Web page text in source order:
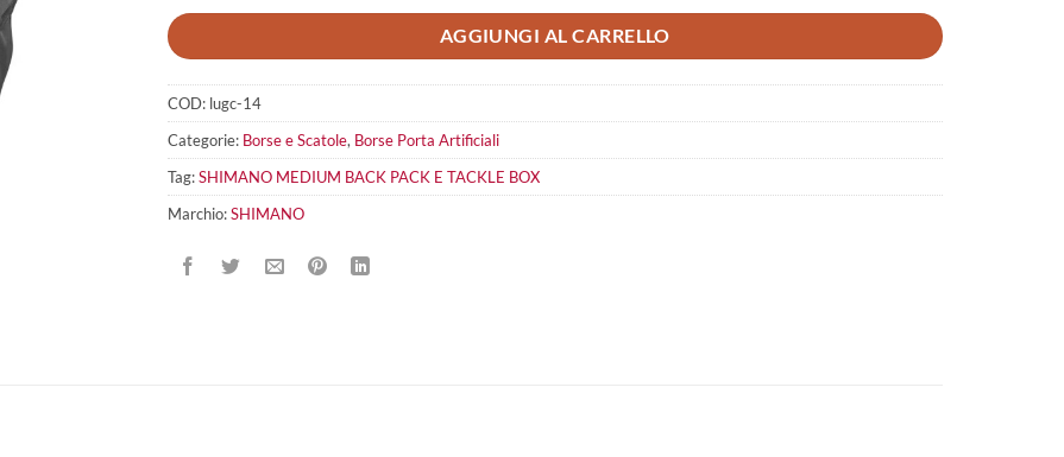
AGGIUNGI AL CARRELLO
COD: lugc-14
Categorie: Borse e Scatole, Borse Porta Artificiali
Tag:SHIMANO MEDIUM BACK PACK E TACKLE BOX
Marchio:SHIMANO